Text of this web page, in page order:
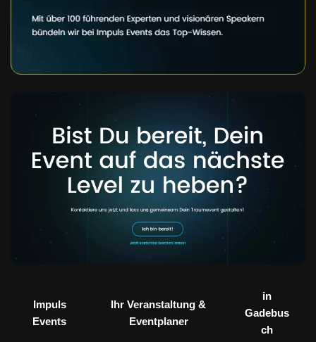
Impuls
Events
Ihr Veranstaltung &
Eventplaner
in
Gadebus
ch